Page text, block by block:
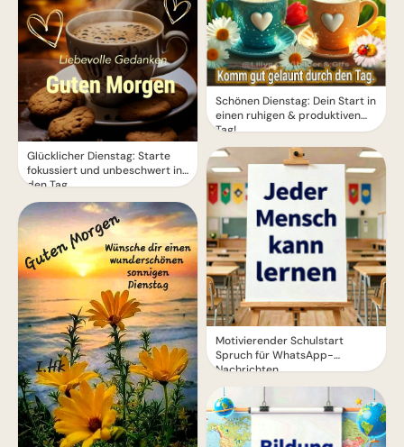
Glücklicher Dienstag: Starte
fokussiert und unbeschwert in
den Tag
Schönen Dienstag: Dein Start in
einen ruhigen & produktiven
Tag!
Motivierender Schulstart
Spruch für WhatsApp-
Nachrichten